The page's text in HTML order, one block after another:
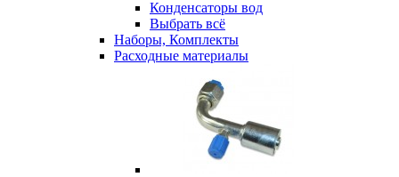
Конденсаторы вод
Выбрать всё
Наборы, Комплекты
Расходные материалы